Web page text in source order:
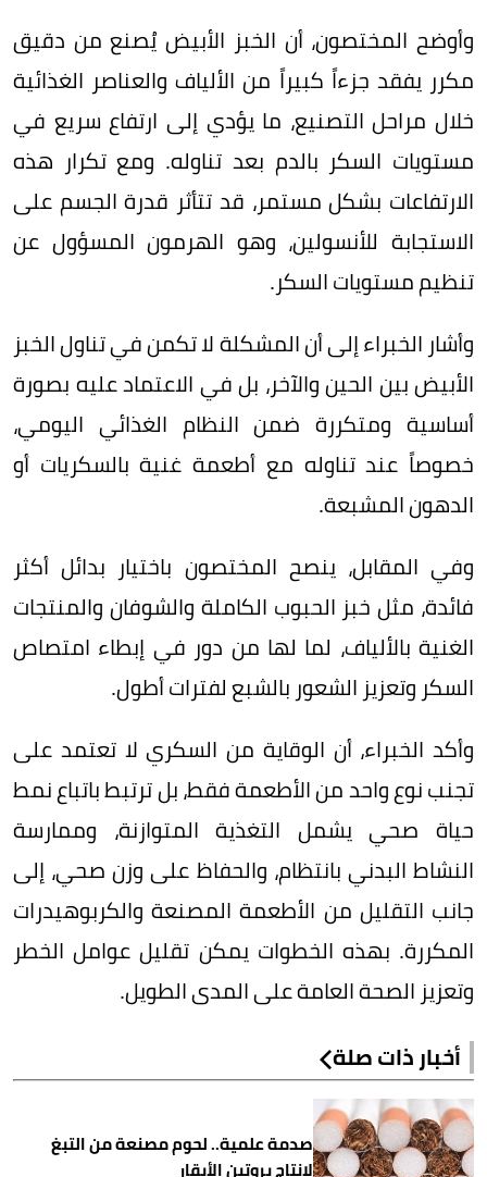
وأوضح المختصون، أن الخبز الأبيض يُصنع من دقيق
مكرر يفقد جزءاً كبيراً من الألياف والعناصر الغذائية
خلال مراحل التصنيع، ما يؤدي إلى ارتفاع سريع في
مستويات السكر بالدم بعد تناوله. ومع تكرار هذه
الارتفاعات بشكل مستمر، قد تتأثر قدرة الجسم على
الاستجابة للأنسولين، وهو الهرمون المسؤول عن
تنظيم مستويات السكر.
وأشار الخبراء إلى أن المشكلة لا تكمن في تناول الخبز
الأبيض بين الحين والآخر، بل في الاعتماد عليه بصورة
أساسية ومتكررة ضمن النظام الغذائي اليومي،
خصوصاً عند تناوله مع أطعمة غنية بالسكريات أو
الدهون المشبعة.
وفي المقابل، ينصح المختصون باختيار بدائل أكثر
فائدة، مثل خبز الحبوب الكاملة والشوفان والمنتجات
الغنية بالألياف، لما لها من دور في إبطاء امتصاص
السكر وتعزيز الشعور بالشبع لفترات أطول.
وأكد الخبراء، أن الوقاية من السكري لا تعتمد على
تجنب نوع واحد من الأطعمة فقط، بل ترتبط باتباع نمط
حياة صحي يشمل التغذية المتوازنة، وممارسة
النشاط البدني بانتظام، والحفاظ على وزن صحي، إلى
جانب التقليل من الأطعمة المصنعة والكربوهيدرات
المكررة. بهذه الخطوات يمكن تقليل عوامل الخطر
وتعزيز الصحة العامة على المدى الطويل.
أخبار ذات صلة
صدمة علمية.. لحوم مصنعة من التبغ
لإنتاج بروتين الأبقار